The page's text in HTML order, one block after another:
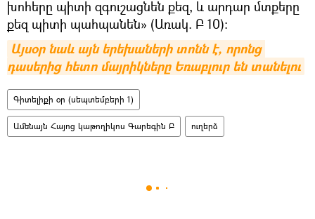
խոհերը պիտի զգուշացնեն քեզ, և արդար մտքերը
քեզ պիտի պահպանեն» (Առակ. Բ 10):
Այսօր նաև այն երեխաների տոնն է, որոնց
դասերից հետո մայրիկները Եռաբլուր են տանելու
Գիտելիքի օր (սեպտեմբերի 1)
Ամենայն Հայոց կաթողիկոս Գարեգին Բ ուղերձ